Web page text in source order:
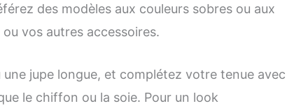
des modèles aux couleurs sobres ou aux
vos autres accessoires.
jupe longue, et complétez votre tenue avec
le chiffon ou la soie. Pour un look